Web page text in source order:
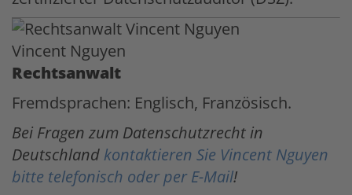
Vincent Nguyen
Rechtsanwalt
Fremdsprachen: Englisch, Französisch.
Bei Fragen zum Datenschutzrecht in
Deutschland kontaktieren Sie Vincent Nguyen
bitte telefonisch oder per E-Mail!